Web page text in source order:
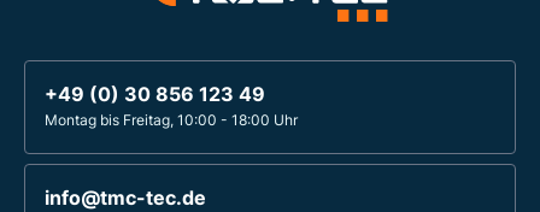
+49 (0) 30 856 123 49
Montag bis Freitag, 10:00 - 18:00 Uhr
info@tmc-tec.de